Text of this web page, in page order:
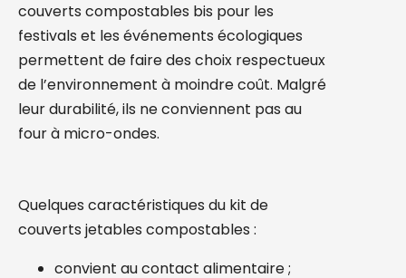
couverts compostables bis pour les
festivals et les événements écologiques
permettent de faire des choix respectueux
de l’environnement à moindre coût. Malgré
leur durabilité, ils ne conviennent pas au
four à micro-ondes.
Quelques caractéristiques du kit de
couverts jetables compostables :
convient au contact alimentaire ;